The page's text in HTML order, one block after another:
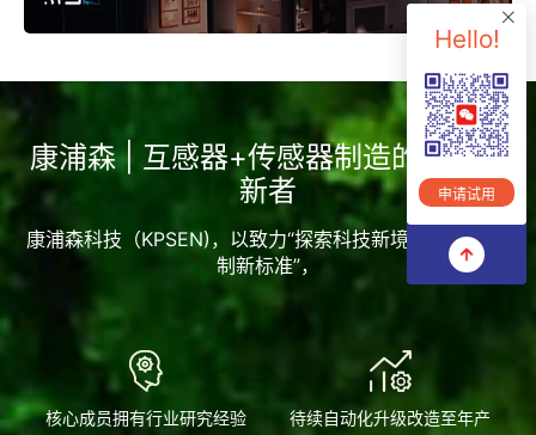
康浦森 | 互感器+传感器制造的持续创
新者
康浦森科技（KPSEN)，以致力“探索科技新境界， 打造定
制新标准”，
核心成员拥有行业研究经验 待续自动化升级改造至年产
Hello!
申请试用